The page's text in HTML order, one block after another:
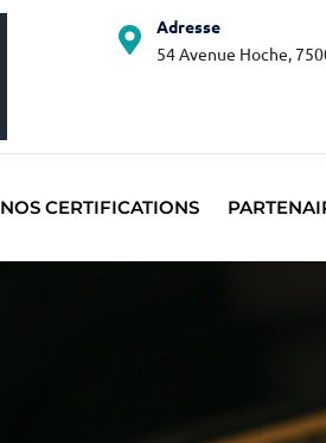
Adresse
54 Avenue Hoche,
NOS CERTIFICATIONS